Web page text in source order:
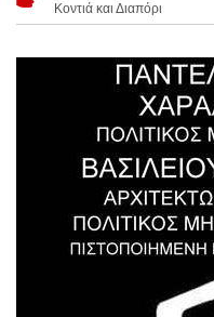
Κοντιά και Διαπόρι